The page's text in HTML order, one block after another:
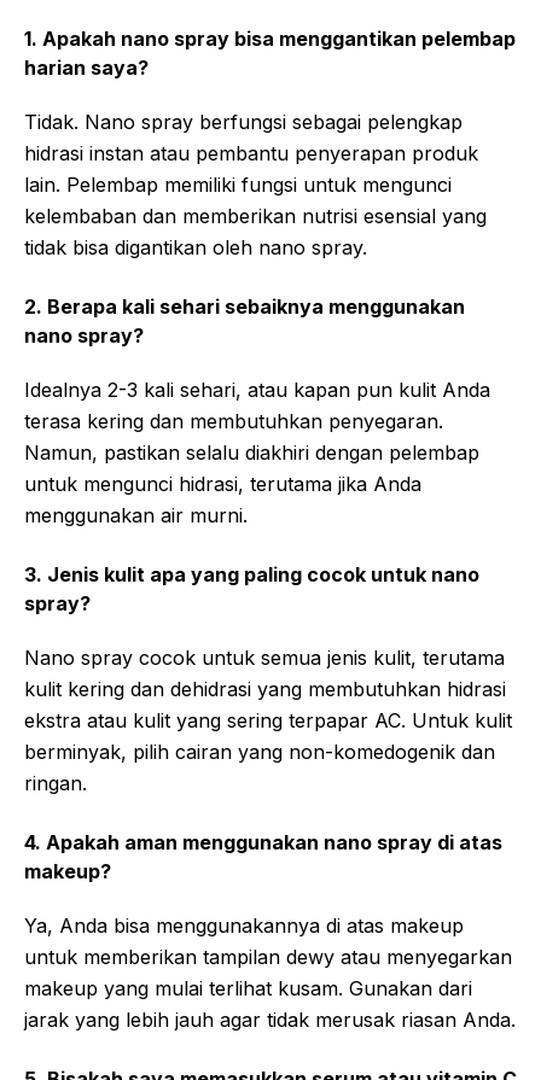
1. Apakah nano spray bisa menggantikan pelembap
harian saya?
Tidak. Nano spray berfungsi sebagai pelengkap
hidrasi instan atau pembantu penyerapan produk
lain. Pelembap memiliki fungsi untuk mengunci
kelembaban dan memberikan nutrisi esensial yang
tidak bisa digantikan oleh nano spray.
2. Berapa kali sehari sebaiknya menggunakan
nano spray?
Idealnya 2-3 kali sehari, atau kapan pun kulit Anda
terasa kering dan membutuhkan penyegaran.
Namun, pastikan selalu diakhiri dengan pelembap
untuk mengunci hidrasi, terutama jika Anda
menggunakan air murni.
3. Jenis kulit apa yang paling cocok untuk nano
spray?
Nano spray cocok untuk semua jenis kulit, terutama
kulit kering dan dehidrasi yang membutuhkan hidrasi
ekstra atau kulit yang sering terpapar AC. Untuk kulit
berminyak, pilih cairan yang non-komedogenik dan
ringan.
4. Apakah aman menggunakan nano spray di atas
makeup?
Ya, Anda bisa menggunakannya di atas makeup
untuk memberikan tampilan dewy atau menyegarkan
makeup yang mulai terlihat kusam. Gunakan dari
jarak yang lebih jauh agar tidak merusak riasan Anda.